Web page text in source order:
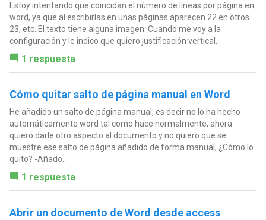
Estoy intentando que coincidan el número de líneas por página en
word, ya que al escribirlas en unas páginas aparecen 22 en otros
23, etc. El texto tiene alguna imagen. Cuando me voy a la
configuración y le indico que quiero justificación vertical...
1 respuesta
Cómo quitar salto de página manual en Word
He añadido un salto de página manual, es decir no lo ha hecho
automáticamente word tal como hace normalmente, ahora
quiero darle otro aspecto al documento y no quiero que se
muestre ese salto de página añadido de forma manual, ¿Cómo lo
quito? -Añado...
1 respuesta
Abrir un documento de Word desde access